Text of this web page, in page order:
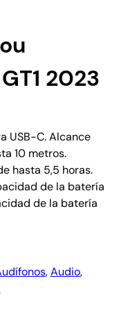
2023
USB-C. Alcance
10 metros.
hasta 5,5 horas.
de la batería
de la batería
, Audio,